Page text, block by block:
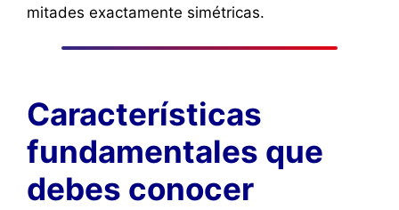
mitades exactamente simétricas.
Características
fundamentales que
debes conocer